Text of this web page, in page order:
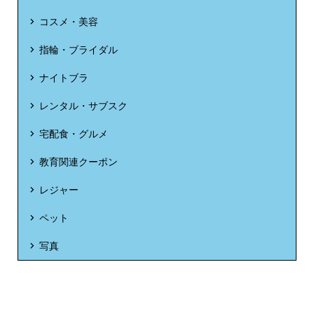
コスメ・美容
指輪・ブライダル
ナイトブラ
レンタル・サブスク
宅配食・グルメ
教育関連クーポン
レジャー
ペット
写真